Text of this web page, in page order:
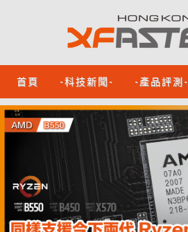
首頁 -科技新聞- -產品評測-